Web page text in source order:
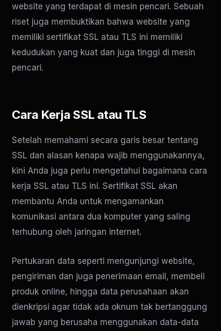
website yang terdapat di mesin pencari. Sebuah
riset juga membuktikan bahwa website yang
memiliki sertifikat SSL atau TLS ini memiliki
kedudukan yang kuat dan juga tinggi di mesin
pencari.
Cara Kerja SSL atau TLS
Setelah memahami secara garis besar tentang
SSL dan alasan kenapa wajib menggunakannya,
kini Anda juga perlu mengetahui bagaimana cara
kerja SSL atau TLS ini. Sertifikat SSL akan
membantu Anda untuk mengamankan
komunikasi antara dua komputer yang saling
terhubung oleh jaringan internet.
Pertukaran data seperti mengunjungi website,
pengiriman dan juga penerimaan email, membeli
produk online, hingga data perusahaan akan
dienkripsi agar tidak ada oknum tak bertanggung
jawab yang berusaha menggunakan data-data